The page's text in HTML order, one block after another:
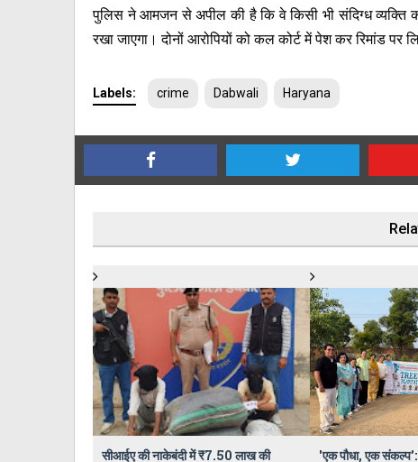
पुलिस ने आमजन से अपील की है कि वे किसी भी संदिग्ध व्यक्ति
रखा जाएगा। दोनों आरोपियों को कल कोर्ट में पेश कर रिमांड पर
Labels: crime Dabwali Haryana
सीआईए की नाकेबंदी में ₹7.50 लाख की
​'एक पौधा, एक संकल्प':